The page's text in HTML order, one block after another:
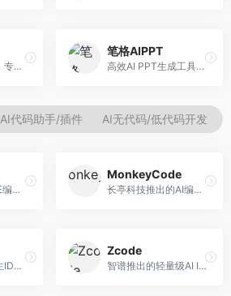
AI文生图表工具，专注于数据可视化展示。面向数据分析师和职场人士，提供图表生成、数据可视化、PPT嵌入等服务，数据展示专业。
笔格AIPPT
高效AI PPT生成工具，专注于演示文稿智能创作。面向职场人士，支持主题输入、内容生成、设计美化等功能，PPT制作效率高。
AI代码助手/插件 AI无代码/低代码开发
美团推出的AI IDE编程工具，专注于本地开发生态。面向开发者，提供智能代码补全、代码生成、项目管理等服务，本地开发体验好。
MonkeyCode
长亭科技推出的AI编程助手，专注于安全开发。面向开发者，提供代码生成、安全检测、漏洞修复等服务，安全开发能力强。
快手推出的AI原生IDE，专注于短视频相关开发。面向快手生态开发者，提供代码生成、调试辅助等服务，与快手开发生态深度整合。
Zcode
智谱推出的轻量级AI IDE，基于GLM模型。面向开发者，提供智能代码补全、代码生成、错误检测等服务，中文编程支持好。